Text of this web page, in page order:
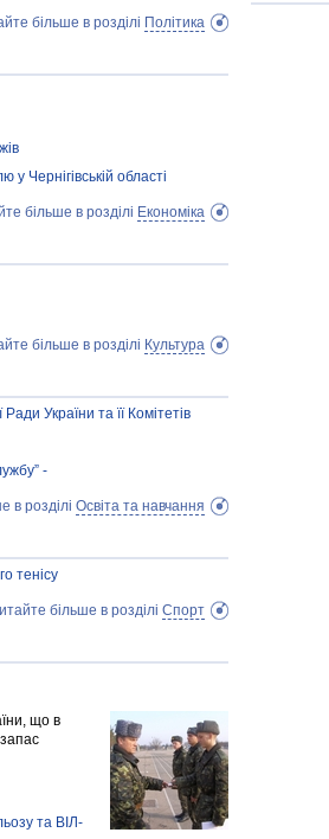
більше в розділі Політика
Чернігівській області
більше в розділі Економіка
більше в розділі Культура
України та її Комітетів
-
в розділі Освіта та навчання
тенісу
більше в розділі Спорт
що в
та ВІЛ-